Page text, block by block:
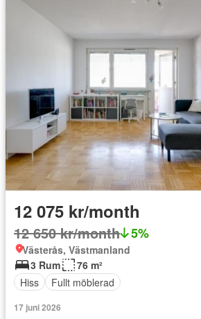
12 075 kr/month
12 650 kr/month 5%
Västerås, Västmanland
3 Rum
76 m²
Hiss
Fullt möblerad
17 juni 2026